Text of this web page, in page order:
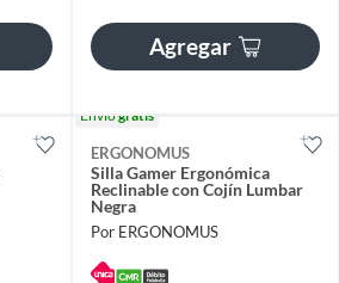
Agregar
Envíogratis
ERGONOMUS
Silla Gamer Ergonómica
Reclinable con Cojín Lumbar
Negra
Por ERGONOMUS